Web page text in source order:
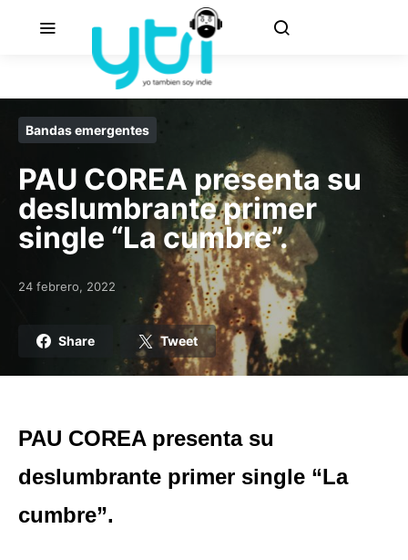
Bandas emergentes
PAU COREA presenta su
deslumbrante primer
single “La cumbre”.
Posted on
24 febrero, 2022
Share Tweet
PAU COREA presenta su
deslumbrante primer single “La
cumbre”.